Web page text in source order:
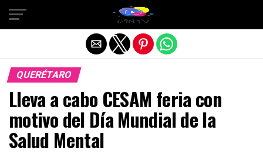
QUERÉTARO
Lleva a cabo CESAM feria con
motivo del Día Mundial de la
Salud Mental
Salir de la versión móvil